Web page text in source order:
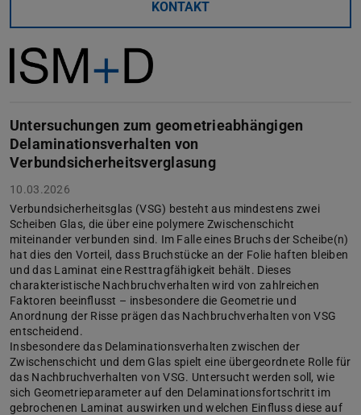
KONTAKT
Untersuchungen zum geometrieabhängigen
Delaminationsverhalten von
Verbundsicherheitsverglasung
10.03.2026
Verbundsicherheitsglas (VSG) besteht aus mindestens zwei
Scheiben Glas, die über eine polymere Zwischenschicht
miteinander verbunden sind. Im Falle eines Bruchs der Scheibe(n)
hat dies den Vorteil, dass Bruchstücke an der Folie haften bleiben
und das Laminat eine Resttragfähigkeit behält. Dieses
charakteristische Nachbruchverhalten wird von zahlreichen
Faktoren beeinflusst – insbesondere die Geometrie und
Anordnung der Risse prägen das Nachbruchverhalten von VSG
entscheidend.
Insbesondere das Delaminationsverhalten zwischen der
Zwischenschicht und dem Glas spielt eine übergeordnete Rolle für
das Nachbruchverhalten von VSG. Untersucht werden soll, wie
sich Geometrieparameter auf den Delaminationsfortschritt im
gebrochenen Laminat auswirken und welchen Einfluss diese auf